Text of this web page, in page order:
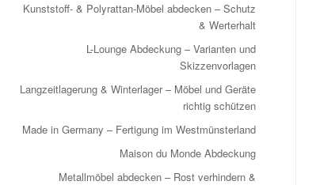
Kunststoff- & Polyrattan-Möbel abdecken – Schutz
& Werterhalt
L-Lounge Abdeckung – Varianten und
Skizzenvorlagen
Langzeitlagerung & Winterlager – Möbel und Geräte
richtig schützen
Made in Germany – Fertigung im Westmünsterland
Maison du Monde Abdeckung
Metallmöbel abdecken – Rost verhindern &